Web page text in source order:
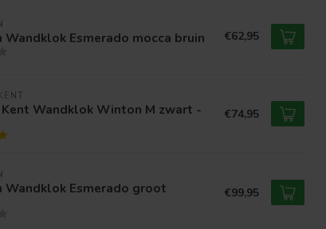
Wandklok Esmerado mocca bruin €62,95
Wandklok Winton M zwart - €74,95
Wandklok Esmerado groot €99,95